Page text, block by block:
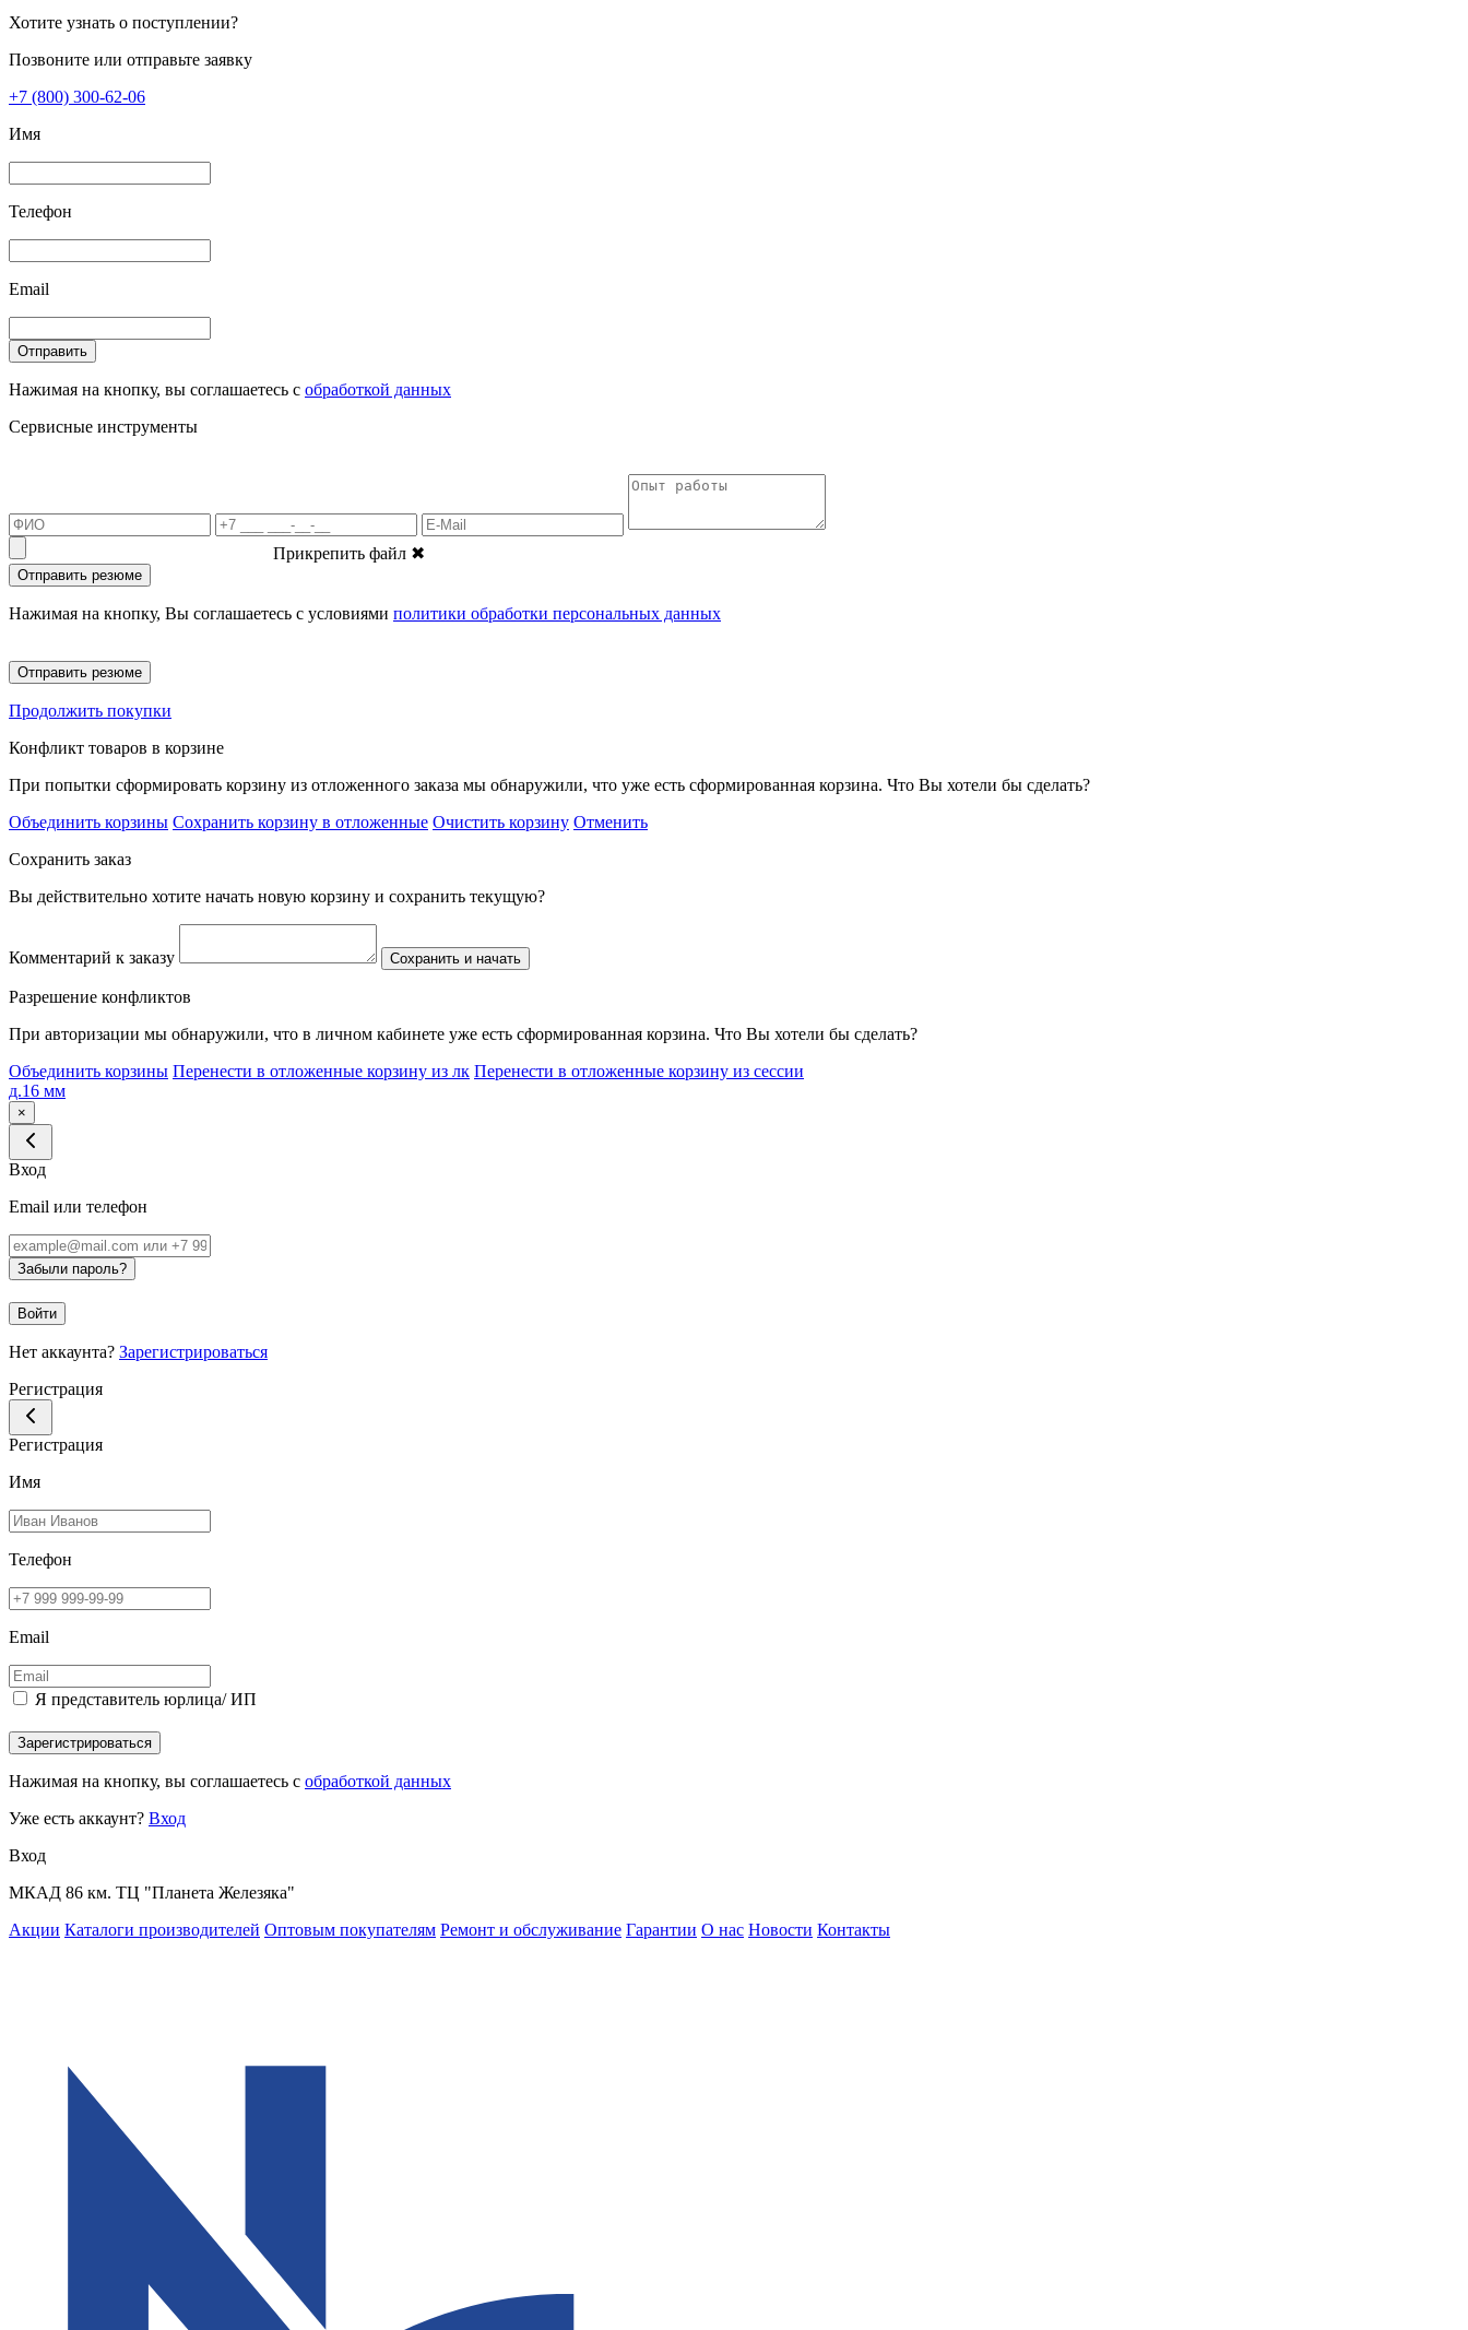
Хотите узнать о поступлении?
Позвоните или отправьте заявку
+7 (800) 300-62-06
Имя
Телефон
Email
Отправить
Нажимая на кнопку, вы соглашаетесь с обработкой данных
Сервисные инструменты
Прикрепить файл ✖
Отправить резюме
Нажимая на кнопку, Вы соглашаетесь с условиями политики обработки персональных данных
Отправить резюме
Продолжить покупки
Конфликт товаров в корзине
При попытки сформировать корзину из отложенного заказа мы обнаружили, что уже есть сформированная корзина. Что Вы хотели бы сделать?
Объединить корзины Сохранить корзину в отложенные Очистить корзину Отменить
Сохранить заказ
Вы действительно хотите начать новую корзину и сохранить текущую?
Комментарий к заказу Сохранить и начать
Разрешение конфликтов
При авторизации мы обнаружили, что в личном кабинете уже есть сформированная корзина. Что Вы хотели бы сделать?
Объединить корзины Перенести в отложенные корзину из лк Перенести в отложенные корзину из сессии
д.16 мм
×
Вход
Email или телефон
Забыли пароль?
Войти
Нет аккаунта? Зарегистрироваться
Регистрация
Регистрация
Имя
Телефон
Email
Я представитель юрлица/ ИП
Зарегистрироваться
Нажимая на кнопку, вы соглашаетесь с обработкой данных
Уже есть аккаунт? Вход
Вход
МКАД 86 км. ТЦ "Планета Железяка"
Акции Каталоги производителей Оптовым покупателям Ремонт и обслуживание Гарантии О нас Новости Контакты